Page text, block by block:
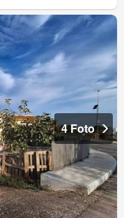
4 Foto